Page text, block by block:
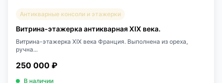
Антикварные консоли и этажерки
Витрина-этажерка антикварная XIX века.
Витрина-этажерка XIX века Франция. Выполнена из ореха,
ручна...
250 000 ₽
В наличии